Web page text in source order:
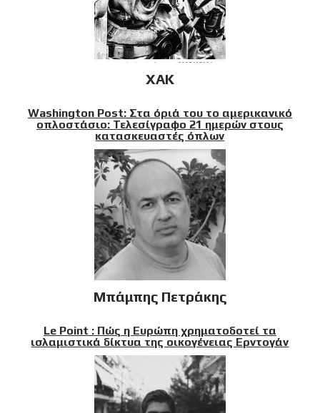
XAK
Washington Post: Στα όριά του το αμερικανικό
οπλοστάσιο: Τελεσίγραφο 21 ημερών στους
κατασκευαστές όπλων
Μπάμπης Πετράκης
Le Point : Πώς η Ευρώπη χρηματοδοτεί τα
ισλαμιστικά δίκτυα της οικογένειας Ερντογάν